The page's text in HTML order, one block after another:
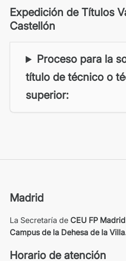
Expedición de Títulos
Castellón
Proceso para la
título de técnico o
superior:
Madrid
La Secretaría de CEU FP Madrid
Campus de la Dehesa de la
Horario de atención